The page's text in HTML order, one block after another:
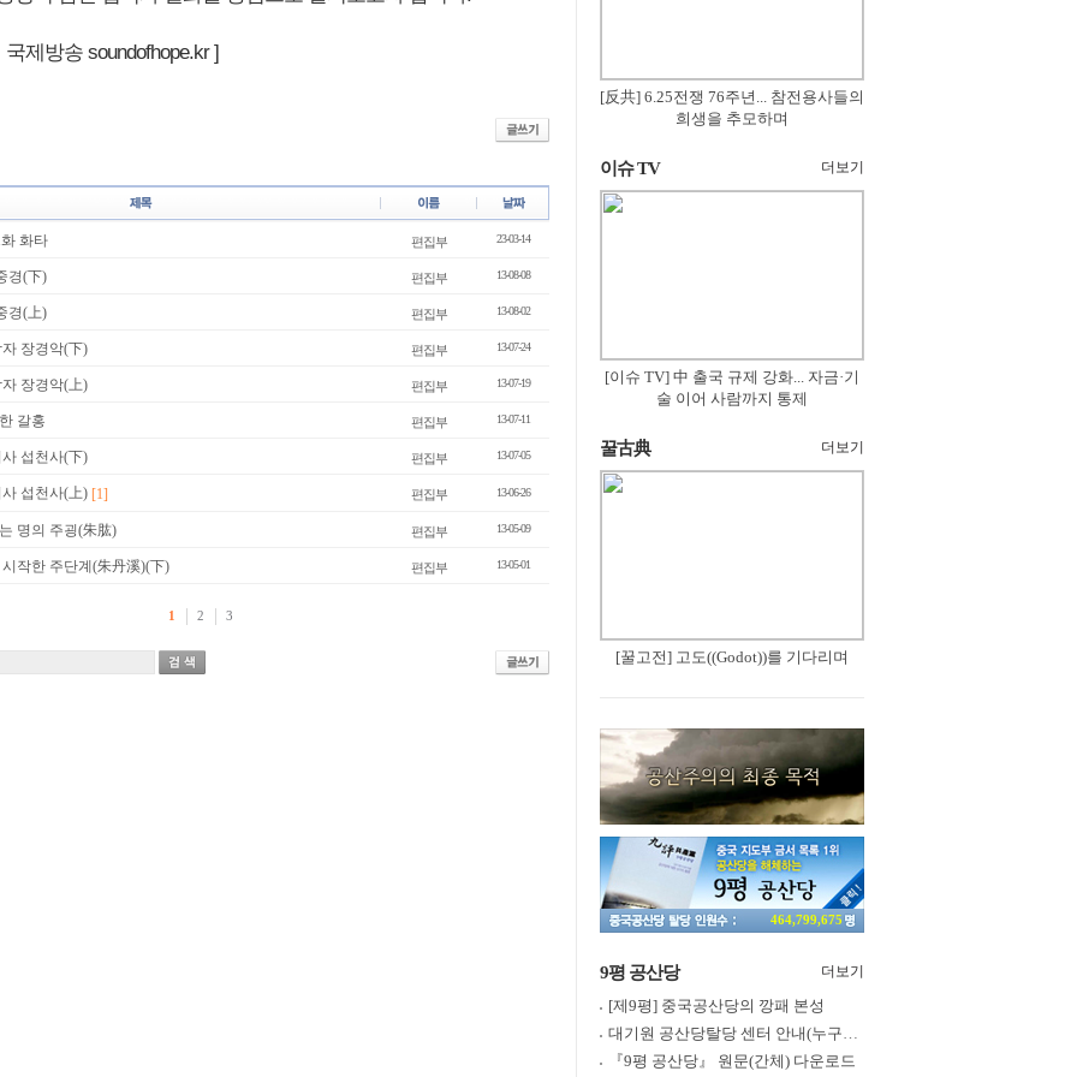
제방송 soundofhope.kr ]
화타 편집부 23-03-14
경(下) 편집부 13-08-08
경(上) 편집부 13-08-02
장경악(下) 편집부 13-07-24
장경악(上) 편집부 13-07-19
갈홍 편집부 13-07-11
섭천사(下) 편집부 13-07-05
섭천사(上) [1] 편집부 13-06-26
명의 주굉(朱肱) 편집부 13-05-09
작한 주단계(朱丹溪)(下) 편집부 13-05-01
1 2 3
[反共] 6.25전쟁 76주년... 참전용사들의
희생을 추모하며
이슈 TV 더보기
[이슈 TV] 中 출국 규제 강화... 자금·기
술 이어 사람까지 통제
꿀古典 더보기
[꿀고전] 고도((Godot))를 기다리며
464,799,675
9평 공산당 더보기
[제9평] 중국공산당의 깡패 본성
대기원 공산당탈당 센터 안내(누구나 쉽게 退黨, 退團, 退隊 가능)
『9평 공산당』 원문(간체) 다운로드